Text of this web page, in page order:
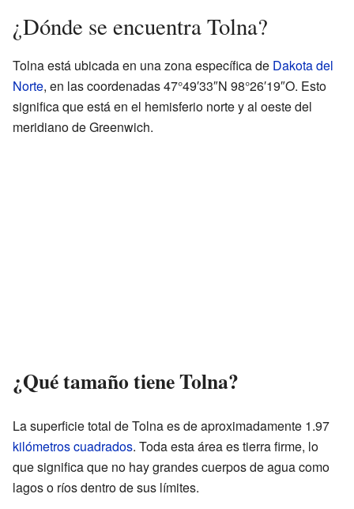
¿Dónde se encuentra Tolna?
Tolna está ubicada en una zona específica de Dakota del
Norte, en las coordenadas 47°49′33″N 98°26′19″O. Esto
significa que está en el hemisferio norte y al oeste del
meridiano de Greenwich.
¿Qué tamaño tiene Tolna?
La superficie total de Tolna es de aproximadamente 1.97
kilómetros cuadrados. Toda esta área es tierra firme, lo
que significa que no hay grandes cuerpos de agua como
lagos o ríos dentro de sus límites.